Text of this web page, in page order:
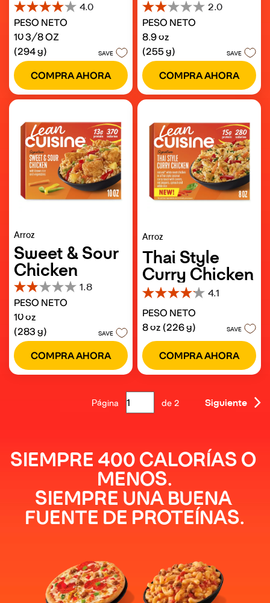
4.0
4.0
de
5
estrellas.
240
reseñas
PESO NETO
10 3/8 OZ
(294 g)
SAVE
COMPRA AHORA
2.0
2.0
de
5
estrellas.
1
reseña
PESO NETO
8.9 oz
(255 g)
SAVE
COMPRA AHORA
Arroz
Sweet & Sour
Chicken
1.8
1.8
de
5
13
reseñas
PESO NETO
10 oz
(283 g)
SAVE
COMPRA AHORA
Arroz
Thai Style
Curry Chicken
4.1
4.1
de
5
estrellas.
112
reseñas
PESO NETO
8 oz (226 g)
SAVE
COMPRA AHORA
Página de 2 Siguiente